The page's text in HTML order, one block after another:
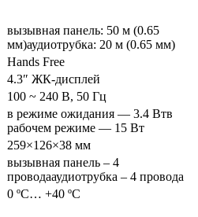
вызывная панель: 50 м (0.65
мм)аудиотрубка: 20 м (0.65 мм)
Hands Free
4.3″ ЖК-дисплей
100 ~ 240 В, 50 Гц
в режиме ожидания — 3.4 Втв
рабочем режиме — 15 Вт
259×126×38 мм
вызывная панель – 4
проводааудиотрубка – 4 провода
0 ºС… +40 ºС